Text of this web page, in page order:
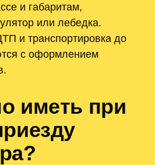
и габаритам,
или лебедка.
и транспортировка до
с оформлением
иметь при